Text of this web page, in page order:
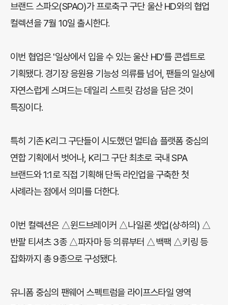
브랜드 스파오(SPAO)가 프로축구 구단 울산 HD와의 협업
컬렉션을 7월 10일 출시한다.
이번 협업은 '일상에서 입을 수 있는 울산 HD'를 콘셉트로
기획됐다. 경기장 응원용 기능성 의류를 넘어, 팬들의 일상에
자연스럽게 스며드는 데일리 스트릿 감성을 담은 것이
특징이다.
특히 기존 K리그 구단들이 시도했던 멀티숍 플랫폼 중심의
연합 기획에서 벗어나, K리그 구단 최초로 국내 SPA
브랜드와 1:1로 직접 기획해 단독 라인업을 구축한 첫
사례라는 점에서 의미를 더한다.
이번 컬렉션은 △윈드브레이커 △나일론 셋업(상·하의) △
반팔 티셔츠 3종 △파자마 등 의류부터 △백팩 △키링 등
잡화까지 총 9종으로 구성됐다.
유니폼 중심의 팬웨어 스펙트럼을 라이프스타일 영역